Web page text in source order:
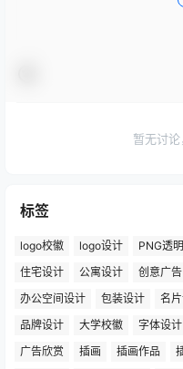
暂无讨
标签
logo校徽 logo设计 PNG透
住宅设计
公寓设计 创意广告
办公空间设计
包装设计 名
品牌设计
大学校徽 字体设计
广告欣赏
插画 插画作品